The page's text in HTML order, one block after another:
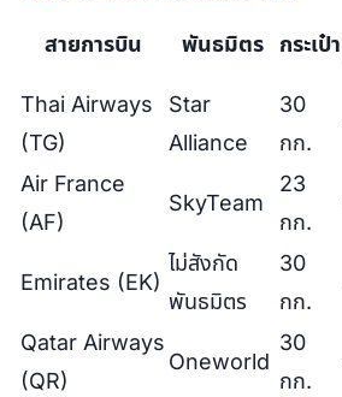
สายการบิน พันธมิตร กระเป๋า
Thai Airways
(TG)
Star
Alliance
30
กก.
Air France
(AF)
SkyTeam
23
กก.
Emirates (EK)
ไม่สังกัด
พันธมิตร
30
กก.
Qatar Airways
(QR)
Oneworld
30
กก.